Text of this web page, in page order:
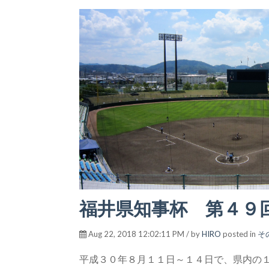
福井県知事杯 第４９
Aug 22, 2018 12:02:11 PM / byHIRO posted in そ
平成３０年８月１１日～１４日で、 県内の